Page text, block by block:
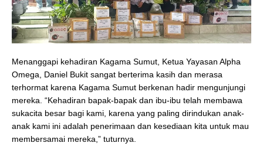
Menanggapi kehadiran Kagama Sumut, Ketua Yayasan Alpha
Omega, Daniel Bukit sangat berterima kasih dan merasa
terhormat karena Kagama Sumut berkenan hadir mengunjungi
mereka. “Kehadiran bapak-bapak dan ibu-ibu telah membawa
sukacita besar bagi kami, karena yang paling dirindukan anak-
anak kami ini adalah penerimaan dan kesediaan kita untuk mau
membersamai mereka,” tuturnya.